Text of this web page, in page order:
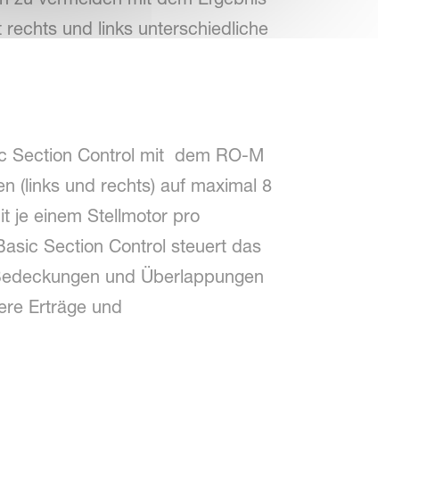
und links unterschiedliche
Section Control mit dem RO-M
(links und rechts) auf maximal 8
je einem Stellmotor pro
Section Control steuert das
und Überlappungen
Erträge und